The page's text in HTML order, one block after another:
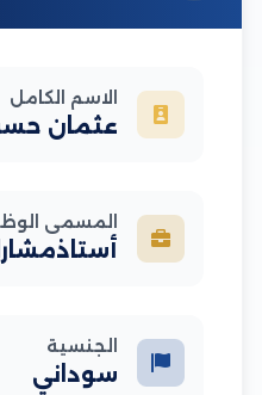
الاسم الكامل
عثمان
المسمى
الجنسية
سوداني